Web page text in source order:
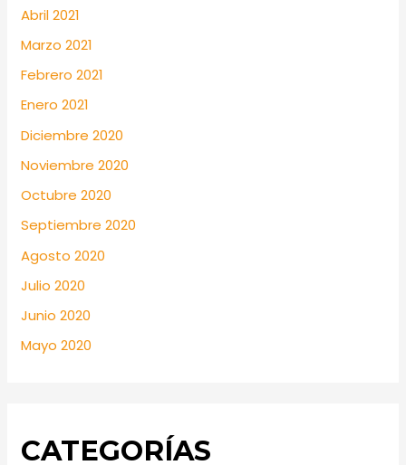
Abril 2021
Marzo 2021
Febrero 2021
Enero 2021
Diciembre 2020
Noviembre 2020
Octubre 2020
Septiembre 2020
Agosto 2020
Julio 2020
Junio 2020
Mayo 2020
CATEGORÍAS